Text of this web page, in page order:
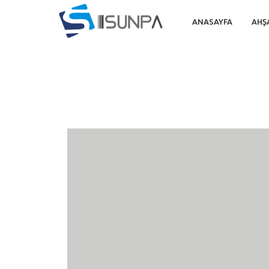
ANASAYFA